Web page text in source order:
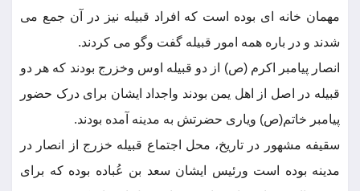
مهمان خانه ای بوده است که افراد قبیله نیز در آن جمع می
شدند و در باره همه امور قبیله گفت وگو می کردند.
انصار پیامبر اکرم (ص) از دو قبیله اوس وخزرج بودند که هر دو
قبیله در اصل از اهل یمن بودند واجداد ایشان برای درک حضور
پیامبر خاتم(ص) ویاری حضرتش به مدینه آمده بودند.
سقیفه مشهور در تاریخ، محل اجتماع قبیله خزرج از انصار در
مدینه بوده است ورئیس ایشان سعد بن عُباده بوده که برای